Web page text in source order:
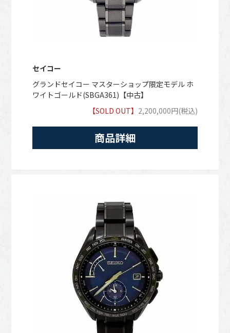
セイコー
グランドセイコー マスターショップ限定モデル ホ
ワイトゴールド(SBGA361)【中古】
【SOLD OUT】 2,200,000円(税込)
商品詳細